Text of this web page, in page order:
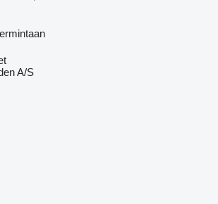
A/S